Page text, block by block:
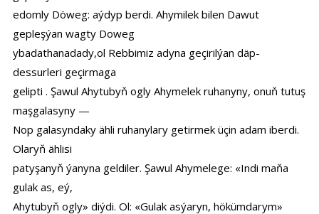
edomly Döweg: aýdyp berdi. Ahymilek bilen Dawut
gepleşýan wagty Doweg
ybadathanadady,ol Rebbimiz adyna geçirilýan däp-
dessurleri geçirmaga
gelipti . Şawul Ahytubyň ogly Ahymelek ruhanyny, onuň tutuş
maşgalasyny —
Nop galasyndaky ähli ruhanylary getirmek üçin adam iberdi.
Olaryň ählisi
patyşanyň ýanyna geldiler. Şawul Ahymelege: «Indi maňa
gulak as, eý,
Ahytubyň ogly» diýdi. Ol: «Gulak asýaryn, hökümdarym»